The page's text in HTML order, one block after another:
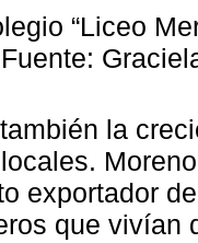
“Liceo
Fuente:
la
exportador
que vivían